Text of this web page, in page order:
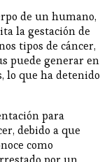
de un humano,
la gestación de
tipos de cáncer,
puede generar en
lo que ha detenido
para
debido a que
como